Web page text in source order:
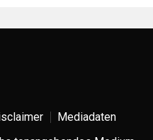
Mediadaten